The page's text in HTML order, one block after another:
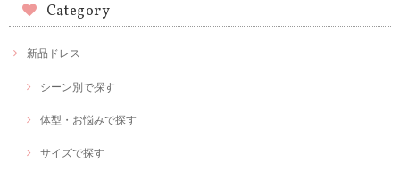
Category
新品ドレス
シーン別で探す
体型・お悩みで探す
サイズで探す